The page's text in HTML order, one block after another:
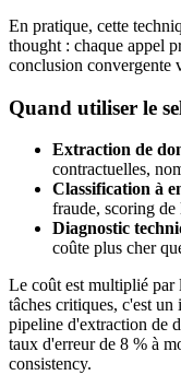
En pratique, cette
thought : chaque appel
conclusion convergente
Quand utiliser le
Extraction de
contractuelles,
Classification à
fraude, scoring de
Diagnostic
coûte plus cher
Le coût est multiplié par
tâches critiques, c'est un
pipeline d'extraction de
taux d'erreur de 8 % à
consistency.